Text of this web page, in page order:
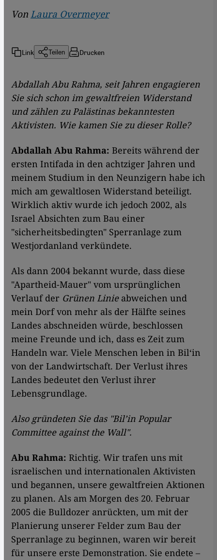
Von Laura Overmeyer
Link Teilen Drucken
Abdallah Abu Rahma, seit Jahren engagieren
Sie sich schon im gewaltfreien Widerstand
und zählen zu Palästinas bekanntesten
Aktivisten. Wie kamen Sie zu dieser Rolle?
Abdallah Abu Rahma: Bereits während der
ersten Intifada in den achtziger Jahren und
meinem Studium in den Neunzigern habe ich
mich am gewaltlosen Widerstand beteiligt.
Wirklich aktiv wurde ich jedoch 2002, als
Israel Absichten zum Bau einer
"sicherheitsbedingten" Sperranlage zum
Westjordanland verkündete.
Als dann 2004 bekannt wurde, dass diese
"Apartheid-Mauer" vom ursprünglichen
Verlauf der Grünen Linieabweichen und
mein Dorf von mehr als der Hälfte seines
Landes abschneiden würde, beschlossen
meine Freunde und ich, dass es Zeit zum
Handeln war. Viele Menschen leben in Bil‘in
von der Landwirtschaft. Der Verlust ihres
Landes bedeutet den Verlust ihrer
Lebensgrundlage.
Also gründeten Sie das "Bil’in Popular
Committee against the Wall".
Abu Rahma: Richtig. Wir trafen uns mit
israelischen und internationalen Aktivisten
und begannen, unsere gewaltfreien Aktionen
zu planen. Als am Morgen des 20. Februar
2005 die Bulldozer anrückten, um mit der
Planierung unserer Felder zum Bau der
Sperranlage zu beginnen, waren wir bereit
für unsere erste Demonstration. Sie endete –